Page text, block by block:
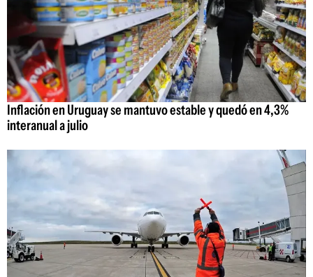
Inflación en Uruguay se mantuvo estable y quedó en 4,3%
interanual a julio